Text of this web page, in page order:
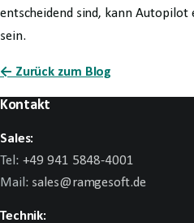
entscheidend sind, kann
sein.
← Zurück zum Blog
Kontakt
Sales:
Tel: +49 941 5848-4001
Mail: sales@ramgesoft.de
Technik: